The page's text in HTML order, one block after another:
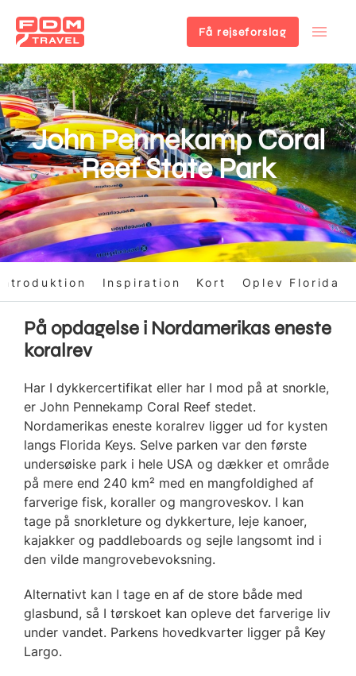
Gå
til
hovedindhold
Få rejseforslag
John Pennekamp Coral
Reef State Park
Inspiration Kort Oplev Florida
På opdagelse i Nordamerikas eneste
koralrev
Har I dykkercertifikat eller har I mod på at snorkle,
er John Pennekamp Coral Reef stedet.
Nordamerikas eneste koralrev ligger ud for kysten
langs Florida Keys. Selve parken var den første
undersøiske park i hele USA og dækker et område
på mere end 240 km² med en mangfoldighed af
farverige fisk, koraller og mangroveskov. I kan
tage på snorkleture og dykkerture, leje kanoer,
kajakker og paddleboards og sejle langsomt ind i
den vilde mangrovebevoksning.
Alternativt kan I tage en af de store både med
glasbund, så I tørskoet kan opleve det farverige liv
under vandet. Parkens hovedkvarter ligger på Key
Largo.